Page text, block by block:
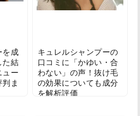
を成
た結
ー
ま
キュレルシャンプーの
口コミに「かゆい・合
わない」の声！抜け毛
の効果についても成分
を解析評価